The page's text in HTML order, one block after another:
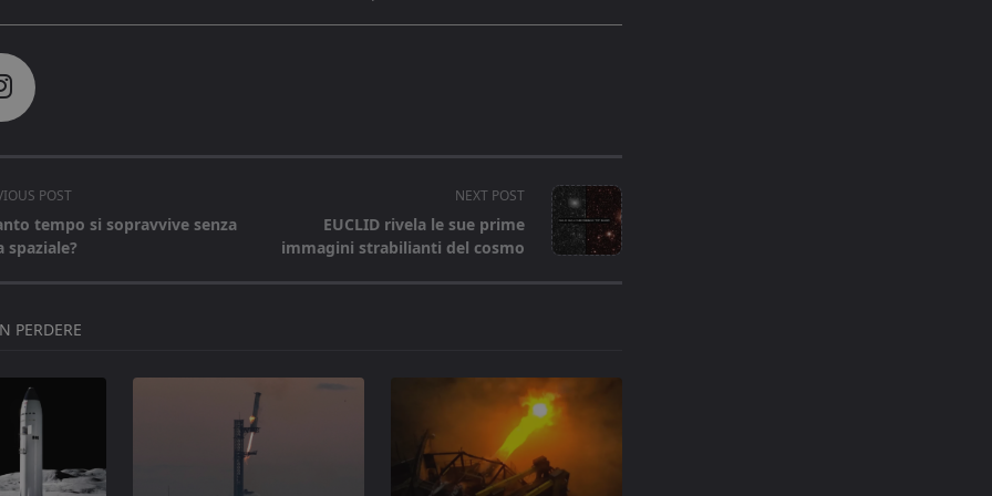
POST
tempo si sopravvive senza
spaziale?
NEXT POST
EUCLID rivela le sue prime
immagini strabilianti del cosmo
PERDERE